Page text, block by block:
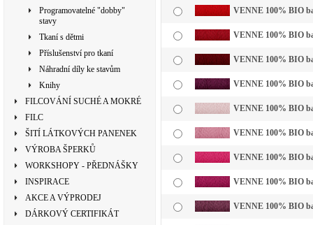
Programovatelné "dobby"
stavy
Tkaní s dětmi
Příslušenství pro tkaní
Náhradní díly ke stavům
Knihy
FILCOVÁNÍ SUCHÉ A MOKRÉ
FILC
ŠITÍ LÁTKOVÝCH PANENEK
VÝROBA ŠPERKŮ
WORKSHOPY - PŘEDNÁŠKY
INSPIRACE
AKCE A VÝPRODEJ
DÁRKOVÝ CERTIFIKÁT
VENNE 100% BIO
VENNE 100% BIO
VENNE 100% BIO
VENNE 100% BIO
VENNE 100% BIO
VENNE 100% BIO
VENNE 100% BIO
VENNE 100% BIO
VENNE 100% BIO